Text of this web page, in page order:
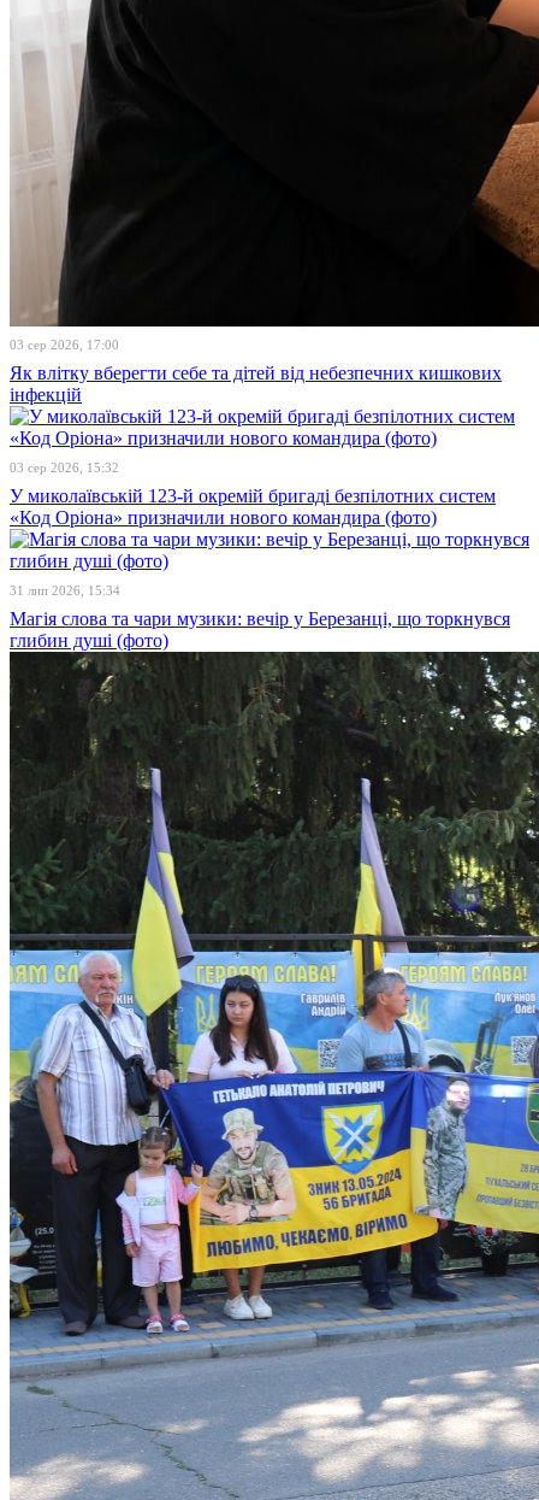
03 сер 2026, 17:00
Як влітку вберегти себе та дітей від небезпечних кишкових
інфекцій
03 сер 2026, 15:32
У миколаївській 123-й окремій бригаді безпілотних систем
«Код Оріона» призначили нового командира (фото)
31 лип 2026, 15:34
Магія слова та чари музики: вечір у Березанці, що торкнувся
глибин душі (фото)